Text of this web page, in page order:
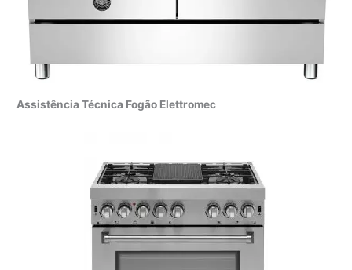
Assistência Técnica Fogão Elettromec